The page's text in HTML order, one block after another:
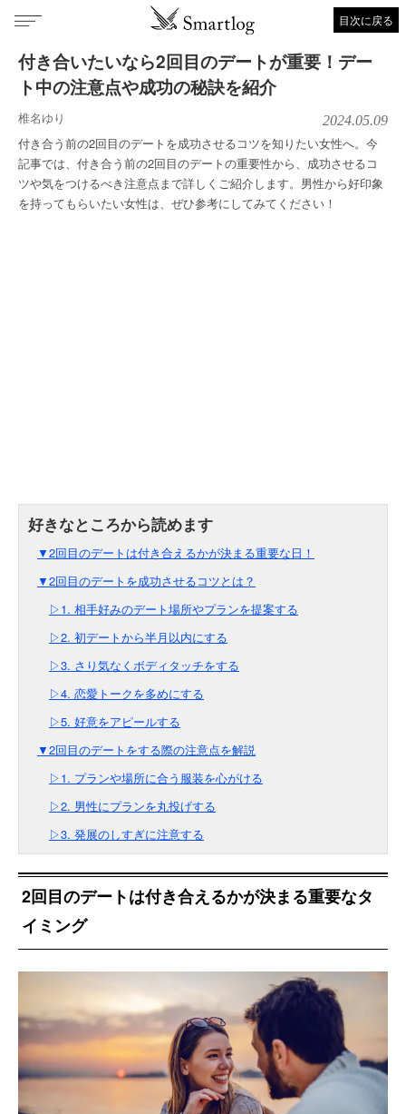
目次に戻る
付き合いたいなら2回目のデートが重要！デー
ト中の注意点や成功の秘訣を紹介
椎名ゆり 2024.05.09
付き合う前の2回目のデートを成功させるコツを知りたい女性へ。今
記事では、付き合う前の2回目のデートの重要性から、成功させるコ
ツや気をつけるべき注意点まで詳しくご紹介します。男性から好印象
を持ってもらいたい女性は、ぜひ参考にしてみてください！
▼2回目のデートは付き合えるかが決まる重要な日！
▼2回目のデートを成功させるコツとは？
▷1. 相手好みのデート場所やプランを提案する
▷2. 初デートから半月以内にする
▷3. さり気なくボディタッチをする
▷4. 恋愛トークを多めにする
▷5. 好意をアピールする
▼2回目のデートをする際の注意点を解説
▷1. プランや場所に合う服装を心がける
▷2. 男性にプランを丸投げする
▷3. 発展のしすぎに注意する
2回目のデートは付き合えるかが決まる重要なタ
イミング